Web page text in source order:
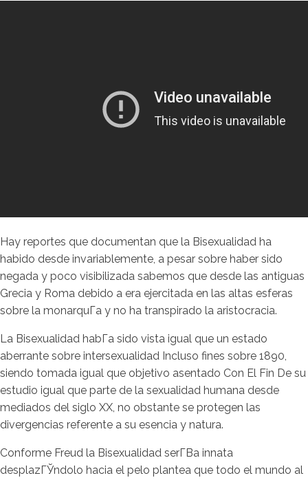
Hay reportes que documentan que la Bisexualidad ha
habido desde invariablemente, a pesar sobre haber sido
negada y poco visibilizada sabemos que desde las antiguas
Grecia y Roma debido a era ejercitada en las altas esferas
sobre la monarquГ­a y no ha transpirado la aristocracia.
La Bisexualidad habГ­a sido vista igual que un estado
aberrante sobre intersexualidad Incluso fines sobre 1890,
siendo tomada igual que objetivo asentado Con El Fin De su
estudio igual que parte de la sexualidad humana desde
mediados del siglo XX, no obstante se protegen las
divergencias referente a su esencia y natura.
Conforme Freud la Bisexualidad serГ­В­a innata
desplazГЎndolo hacia el pelo plantea que todo el mundo al